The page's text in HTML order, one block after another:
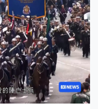
在阿拉巴馬州亨茨維爾
農場，展示他們努力
頭陣後，其他團隊陸續
果平均都有4,000呎左
香港學者蔣濛出任校長
5,833呎的高度冠絕所
為比賽設定了高度範
隊還會考慮實際成績與
個火箭研製工程是否